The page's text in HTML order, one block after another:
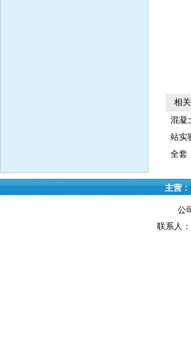
相关
混凝
站实
全套
主营：
公
联系人